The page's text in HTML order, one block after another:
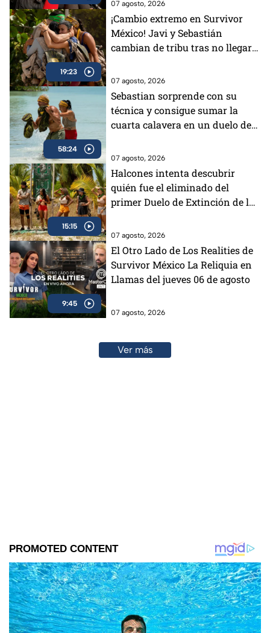
07 agosto, 2026
19:23
¡Cambio extremo en Survivor
México! Javi y Sebastián
cambian de tribu tras no llegar a
07 agosto, 2026
58:24
Sebastian sorprende con su
técnica y consigue sumar la
cuarta calavera en un duelo de
07 agosto, 2026
15:15
Halcones intenta descubrir
quién fue el eliminado del
primer Duelo de Extinción de la
07 agosto, 2026
9:45
El Otro Lado de Los Realities de
Survivor México La Reliquia en
Llamas del jueves 06 de agosto
07 agosto, 2026
Ver más